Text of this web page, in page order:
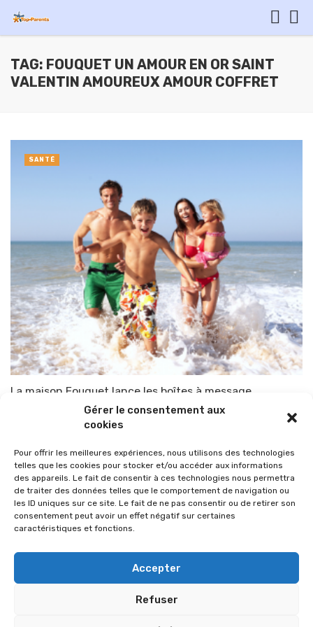
Gérer le consentement aux
cookies
Pour offrir les meilleures expériences, nous utilisons des technologies
telles que les cookies pour stocker et/ou accéder aux informations
des appareils. Le fait de consentir à ces technologies nous permettra
de traiter des données telles que le comportement de navigation ou
les ID uniques sur ce site. Le fait de ne pas consentir ou de retirer son
consentement peut avoir un effet négatif sur certaines
caractéristiques et fonctions.
Accepter
Refuser
TAG: FOUQUET UN AMOUR EN OR SAINT
VALENTIN AMOUREUX AMOUR COFFRET
La maison Fouquet lance les boîtes à message
TOP-PARENTS 26 janvier 2016
SANTÉ